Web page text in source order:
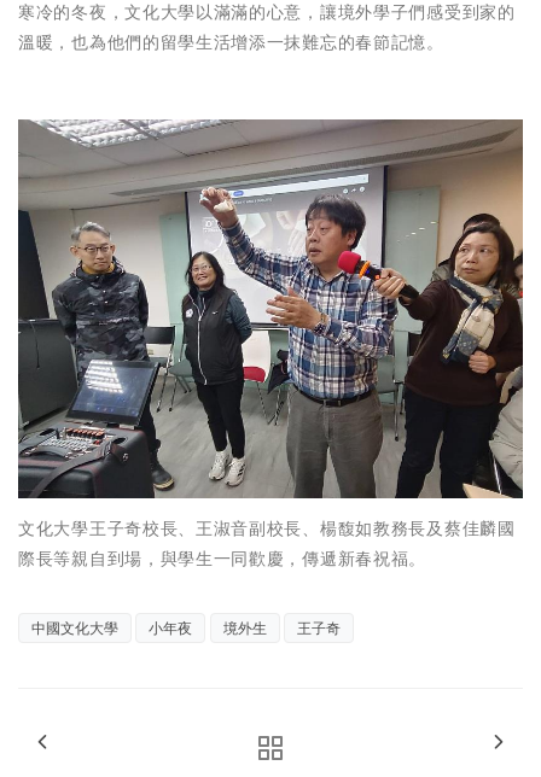
寒冷的冬夜，文化大學以滿滿的心意，讓境外學子們感受到家的
溫暖，也為他們的留學生活增添一抹難忘的春節記憶。
文化大學王子奇校長、王淑音副校長、楊馥如教務長及蔡佳麟國
際長等親自到場，與學生一同歡慶，傳遞新春祝福。
中國文化大學 小年夜 境外生 王子奇